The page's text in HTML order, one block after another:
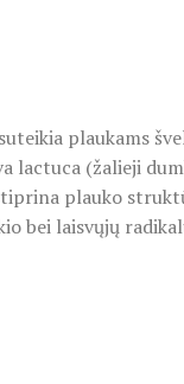
plaukams
lactuca (žalieji
plauko
bei laisvųjų